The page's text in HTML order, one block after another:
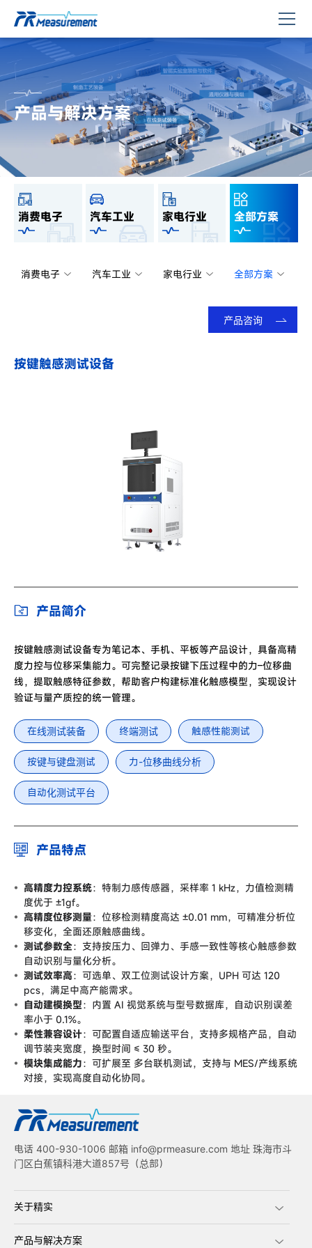
产品与解决方案
消费电子 汽车工业 家电行业 全部方案
消费电子 汽车工业 家电行业 全部方案
产品咨询
按键触感测试设备
产品简介
按键触感测试设备专为笔记本、手机、平板等产品设计，具备高精
度力控与位移采集能力。可完整记录按键下压过程中的力–位移曲
线，提取触感特征参数，帮助客户构建标准化触感模型，实现设计
验证与量产质控的统一管理。
在线测试装备 终端测试 触感性能测试
按键与键盘测试 力-位移曲线分析
自动化测试平台
产品特点
高精度力控系统：特制力感传感器，采样率 1 kHz，力值检测精
度优于 ±1gf。
高精度位移测量：位移检测精度高达 ±0.01 mm，可精准分析位
移变化，全面还原触感曲线。
测试参数全：支持按压力、回弹力、手感一致性等核心触感参数
自动识别与量化分析。
测试效率高：可选单、双工位测试设计方案，UPH 可达 120
pcs，满足中高产能需求。
自动建模换型：内置 AI 视觉系统与型号数据库，自动识别误差
率小于 0.1%。
柔性兼容设计：可配置自适应输送平台，支持多规格产品，自动
调节装夹宽度，换型时间 ≤ 30 秒。
模块集成能力：可扩展至 多台联机测试，支持与 MES/产线系统
对接，实现高度自动化协同。
电话 400-930-1006 邮箱 info@prmeasure.com 地址 珠海市斗
门区白蕉镇科港大道857号（总部）
关于精实
产品与解决方案